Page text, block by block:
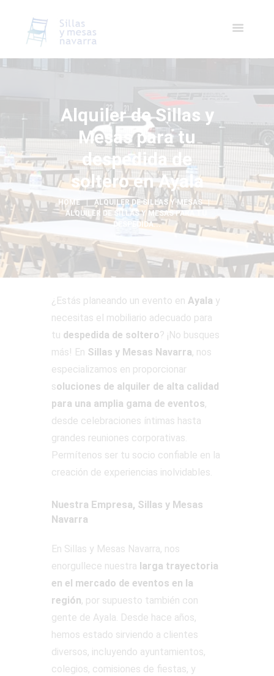
Alquiler de Sillas y
Mesas para tu
despedida de
soltero en Ayala
HOME
ALQUILER DE SILLAS Y MESAS
ALQUILER DE SILLAS Y MESAS PARA TU
DESPEDIDA...
¿Estás planeando un evento en Ayala y
necesitas el mobiliario adecuado para
tu despedida de soltero? ¡No busques
más! En Sillas y Mesas Navarra, nos
especializamos en proporcionar
soluciones de alquiler de alta calidad
para una amplia gama de eventos,
desde celebraciones íntimas hasta
grandes reuniones corporativas.
Permítenos ser tu socio confiable en la
creación de experiencias inolvidables.
Nuestra Empresa, Sillas y Mesas
Navarra
En Sillas y Mesas Navarra, nos
enorgullece nuestra larga trayectoria
en el mercado de eventos en la
región, por supuesto también con
gente de Ayala. Desde hace años,
hemos estado sirviendo a clientes
diversos, incluyendo ayuntamientos,
colegios, comisiones de fiestas, y